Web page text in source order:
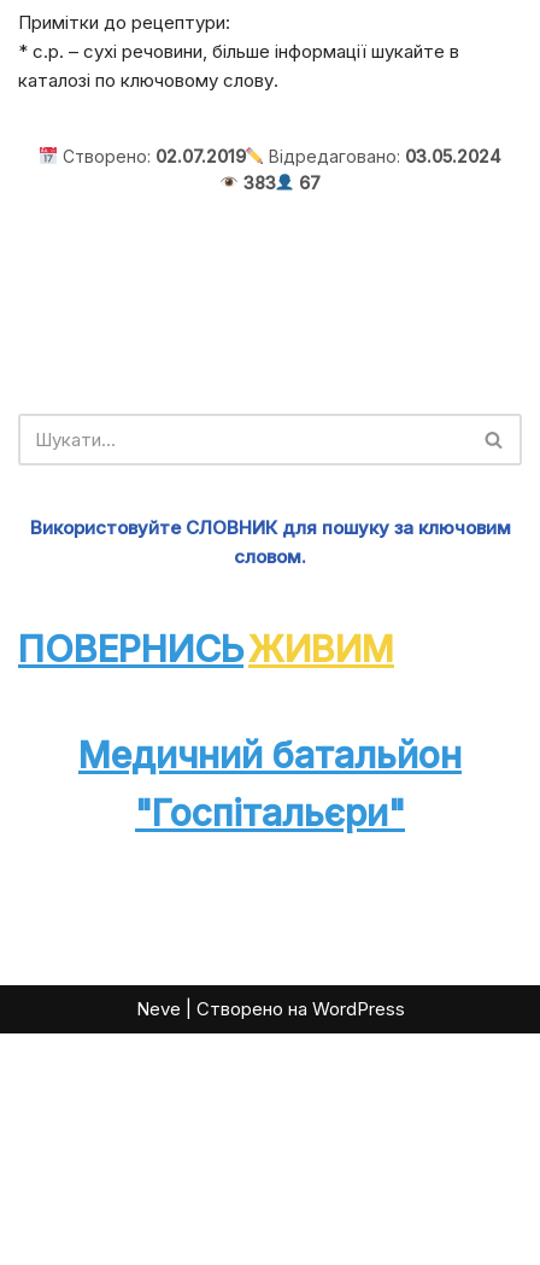
Примітки до рецептури:
* с.р. – сухі речовини, більше інформації шукайте в
каталозі по ключовому слову.
Створено: 02.07.2019 Відредаговано: 03.05.2024
383
67
Використовуйте СЛОВНИК для пошуку за ключовим
словом.
ПОВЕРНИСЬЖИВИМ
Медичний батальйон
"Госпітальєри"
Neve | Створено на WordPress